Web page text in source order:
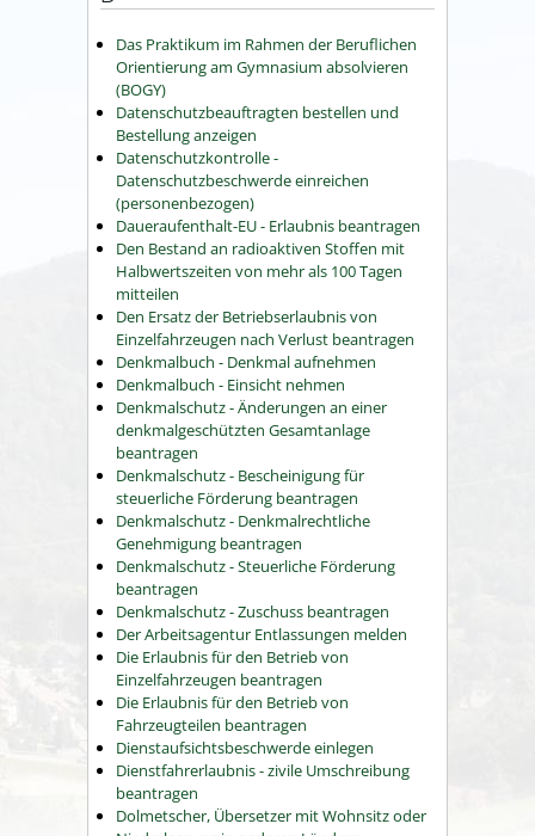
Das Praktikum im Rahmen der Beruflichen
Orientierung am Gymnasium absolvieren
(BOGY)
Datenschutzbeauftragten bestellen und
Bestellung anzeigen
Datenschutzkontrolle -
Datenschutzbeschwerde einreichen
(personenbezogen)
Daueraufenthalt-EU - Erlaubnis beantragen
Den Bestand an radioaktiven Stoffen mit
Halbwertszeiten von mehr als 100 Tagen
mitteilen
Den Ersatz der Betriebserlaubnis von
Einzelfahrzeugen nach Verlust beantragen
Denkmalbuch - Denkmal aufnehmen
Denkmalbuch - Einsicht nehmen
Denkmalschutz - Änderungen an einer
denkmalgeschützten Gesamtanlage
beantragen
Denkmalschutz - Bescheinigung für
steuerliche Förderung beantragen
Denkmalschutz - Denkmalrechtliche
Genehmigung beantragen
Denkmalschutz - Steuerliche Förderung
beantragen
Denkmalschutz - Zuschuss beantragen
Der Arbeitsagentur Entlassungen melden
Die Erlaubnis für den Betrieb von
Einzelfahrzeugen beantragen
Die Erlaubnis für den Betrieb von
Fahrzeugteilen beantragen
Dienstaufsichtsbeschwerde einlegen
Dienstfahrerlaubnis - zivile Umschreibung
beantragen
Dolmetscher, Übersetzer mit Wohnsitz oder